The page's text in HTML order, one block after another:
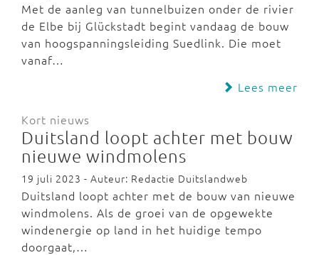
Met de aanleg van tunnelbuizen onder de rivier
de Elbe bij Glückstadt begint vandaag de bouw
van hoogspanningsleiding Suedlink. Die moet
vanaf…
Lees meer
Kort nieuws
Duitsland loopt achter met bouw
nieuwe windmolens
19 juli 2023 - Auteur: Redactie Duitslandweb
Duitsland loopt achter met de bouw van nieuwe
windmolens. Als de groei van de opgewekte
windenergie op land in het huidige tempo
doorgaat,…